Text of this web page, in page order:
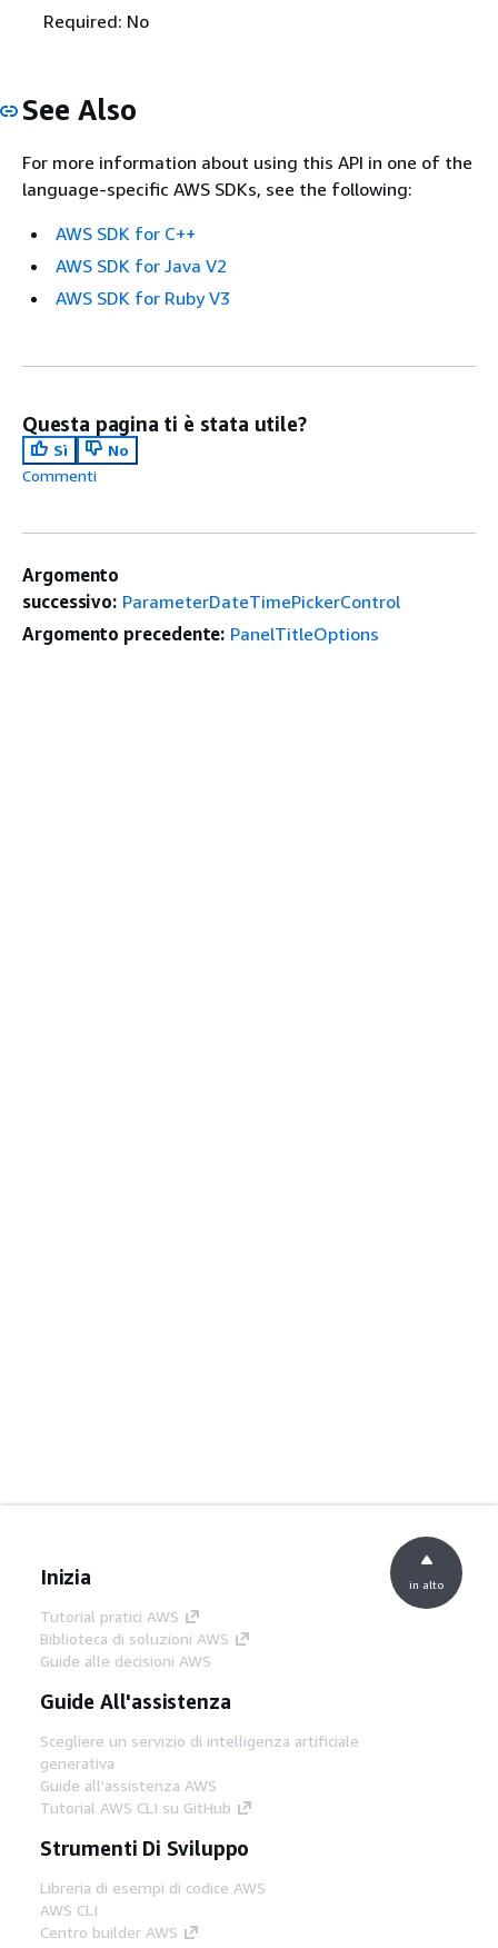
Required: No
See Also
For more information about using this API in one of the
language-specific AWS SDKs, see the following:
AWS SDK for C++
AWS SDK for Java V2
AWS SDK for Ruby V3
Questa pagina ti è stata utile?
Sì
No
Commenti
Argomento
successivo: ParameterDateTimePickerControl
Argomento precedente: PanelTitleOptions
Inizia
Tutorial pratici AWS
Biblioteca di soluzioni AWS
Guide alle decisioni AWS
Guide All'assistenza
Scegliere un servizio di intelligenza artificiale
generativa
Guide all'assistenza AWS
Tutorial AWS CLI su GitHub
Strumenti Di Sviluppo
Libreria di esempi di codice AWS
AWS CLI
Centro builder AWS
in alto